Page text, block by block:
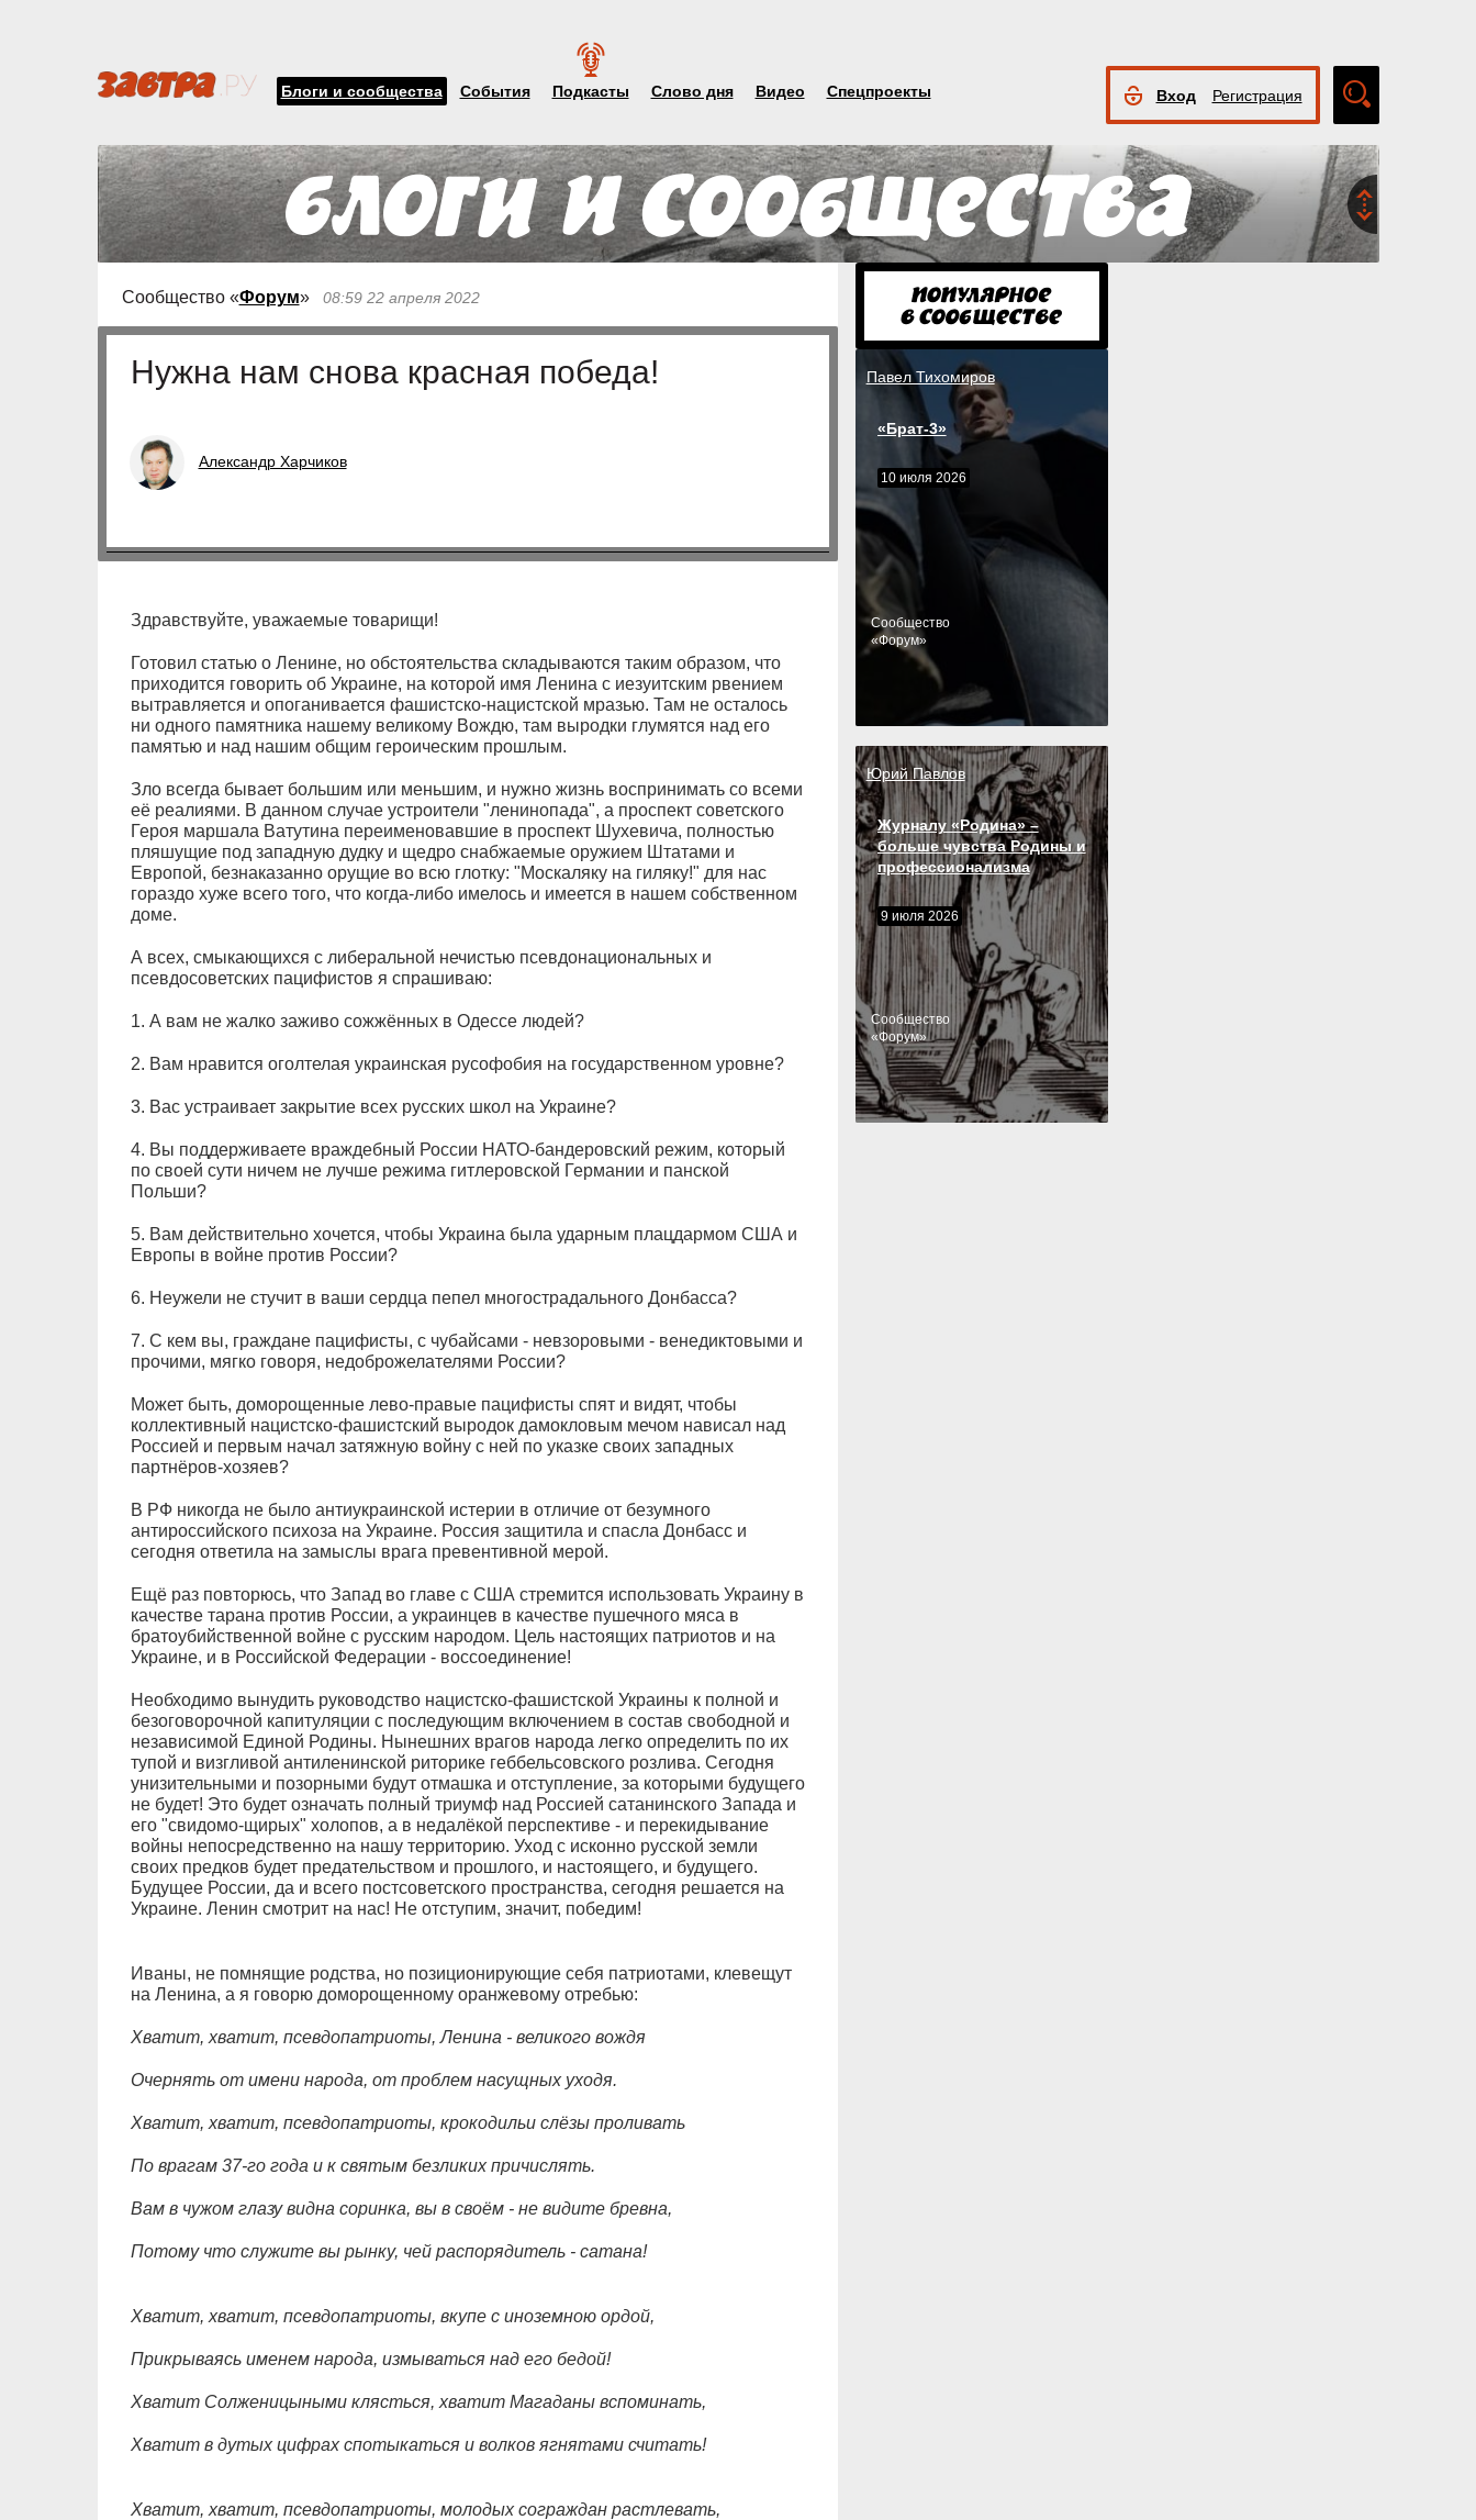
Блоги и сообщества События Подкасты Слово дня Видео Спецпроекты Вход Регистрация
Сообщество «Форум» 08:59 22 апреля 2022
Нужна нам снова красная победа!
Александр Харчиков
Здравствуйте, уважаемые товарищи!
Готовил статью о Ленине, но обстоятельства складываются таким образом, что
приходится говорить об Украине, на которой имя Ленина с иезуитским рвением
вытравляется и опоганивается фашистско-нацистской мразью. Там не осталось
ни одного памятника нашему великому Вождю, там выродки глумятся над его
памятью и над нашим общим героическим прошлым.
Зло всегда бывает большим или меньшим, и нужно жизнь воспринимать со всеми
её реалиями. В данном случае устроители "ленинопада", а проспект советского
Героя маршала Ватутина переименовавшие в проспект Шухевича, полностью
пляшущие под западную дудку и щедро снабжаемые оружием Штатами и
Европой, безнаказанно орущие во всю глотку: "Москаляку на гиляку!" для нас
гораздо хуже всего того, что когда-либо имелось и имеется в нашем собственном
доме.
А всех, смыкающихся с либеральной нечистью псевдонациональных и
псевдосоветских пацифистов я спрашиваю:
1. А вам не жалко заживо сожжённых в Одессе людей?
2. Вам нравится оголтелая украинская русофобия на государственном уровне?
3. Вас устраивает закрытие всех русских школ на Украине?
4. Вы поддерживаете враждебный России НАТО-бандеровский режим, который
по своей сути ничем не лучше режима гитлеровской Германии и панской
Польши?
5. Вам действительно хочется, чтобы Украина была ударным плацдармом США и
Европы в войне против России?
6. Неужели не стучит в ваши сердца пепел многострадального Донбасса?
7. С кем вы, граждане пацифисты, с чубайсами - невзоровыми - венедиктовыми и
прочими, мягко говоря, недоброжелателями России?
Может быть, доморощенные лево-правые пацифисты спят и видят, чтобы
коллективный нацистско-фашистский выродок дамокловым мечом нависал над
Россией и первым начал затяжную войну с ней по указке своих западных
партнёров-хозяев?
В РФ никогда не было антиукраинской истерии в отличие от безумного
антироссийского психоза на Украине. Россия защитила и спасла Донбасс и
сегодня ответила на замыслы врага превентивной мерой.
Ещё раз повторюсь, что Запад во главе с США стремится использовать Украину в
качестве тарана против России, а украинцев в качестве пушечного мяса в
братоубийственной войне с русским народом. Цель настоящих патриотов и на
Украине, и в Российской Федерации - воссоединение!
Необходимо вынудить руководство нацистско-фашистской Украины к полной и
безоговорочной капитуляции с последующим включением в состав свободной и
независимой Единой Родины. Нынешних врагов народа легко определить по их
тупой и визгливой антиленинской риторике геббельсовского розлива. Сегодня
унизительными и позорными будут отмашка и отступление, за которыми будущего
не будет! Это будет означать полный триумф над Россией сатанинского Запада и
его "свидомо-щирых" холопов, а в недалёкой перспективе - и перекидывание
войны непосредственно на нашу территорию. Уход с исконно русской земли
своих предков будет предательством и прошлого, и настоящего, и будущего.
Будущее России, да и всего постсоветского пространства, сегодня решается на
Украине. Ленин смотрит на нас! Не отступим, значит, победим!
Иваны, не помнящие родства, но позиционирующие себя патриотами, клевещут
на Ленина, а я говорю доморощенному оранжевому отребью:
Хватит, хватит, псевдопатриоты, Ленина - великого вождя
Очернять от имени народа, от проблем насущных уходя.
Хватит, хватит, псевдопатриоты, крокодильи слёзы проливать
По врагам 37-го года и к святым безликих причислять.
Вам в чужом глазу видна соринка, вы в своём - не видите бревна,
Потому что служите вы рынку, чей распорядитель - сатана!
Хватит, хватит, псевдопатриоты, вкупе с иноземною ордой,
Прикрываясь именем народа, измываться над его бедой!
Хватит Солженицыными клясться, хватит Магаданы вспоминать,
Хватит в дутых цифрах спотыкаться и волков ягнятами считать!
Хватит, хватит, псевдопатриоты, молодых сограждан растлевать,
Павел Тихомиров
«Брат-3»
10 июля 2026
Cообщество
«Форум»
Юрий Павлов
Журналу «Родина» –
больше чувства Родины и
профессионализма
9 июля 2026
Cообщество
«Форум»